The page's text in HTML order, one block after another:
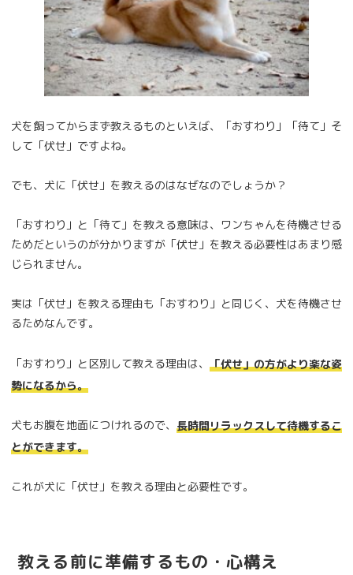
犬を飼ってからまず教えるものといえば、「おすわり」「待て」そ
して「伏せ」ですよね。
でも、犬に「伏せ」を教えるのはなぜなのでしょうか？
「おすわり」と「待て」を教える意味は、ワンちゃんを待機させる
ためだというのが分かりますが「伏せ」を教える必要性はあまり感
じられません。
実は「伏せ」を教える理由も「おすわり」と同じく、犬を待機させ
るためなんです。
「おすわり」と区別して教える理由は、 「伏せ」の方がより楽な姿
勢になるから。
犬もお腹を地面につけれるので、 長時間リラックスして待機するこ
とができます。
これが犬に「伏せ」を教える理由と必要性です。
教える前に準備するもの・心構え